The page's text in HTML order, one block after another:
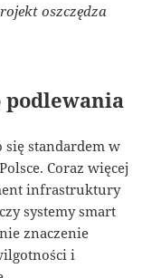
oszczędza
się standardem w
Coraz więcej
infrastruktury
systemy smart
znaczenie
i